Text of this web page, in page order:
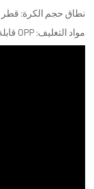
نطاق حجم الكرة: قطر 18 - 35 مم
مواد التغليف: OPP قابلة لختم الحرارة، PVC، OPP/CPP، PT/PE